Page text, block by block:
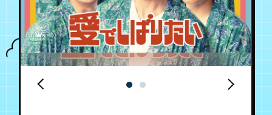
年会員制ファンクラブ
月会員制ファンクラブ